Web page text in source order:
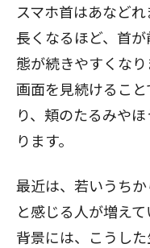
スマホ首はあなど
長くなるほど、首
態が続きやすくな
画面を見続けるこ
り、頬のたるみや
ります。
最近は、若いうちか
と感じる人が増え
背景には、こうした